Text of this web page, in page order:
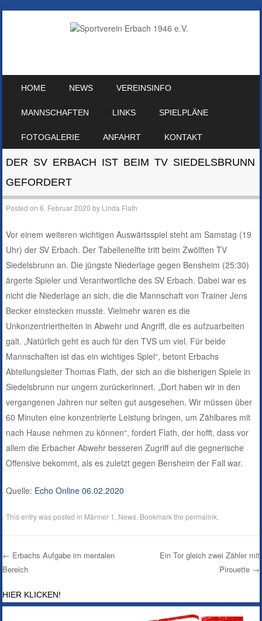
HOME NEWS VEREINSINFO
MANNSCHAFTEN LINKS SPIELPLÄNE
FOTOGALERIE ANFAHRT KONTAKT
DER SV ERBACH IST BEIM TV SIEDELSBRUNN
GEFORDERT
Posted on6. Februar 2020 by Linda Flath
Vor einem weiteren wichtigen Auswärtsspiel steht am Samstag (19
Uhr) der SV Erbach. Der Tabellenelfte tritt beim Zwölften TV
Siedelsbrunn an. Die jüngste Niederlage gegen Bensheim (25:30)
ärgerte Spieler und Verantwortliche des SV Erbach. Dabei war es
nicht die Niederlage an sich, die die Mannschaft von Trainer Jens
Becker einstecken musste. Vielmehr waren es die
Unkonzentriertheiten in Abwehr und Angriff, die es aufzuarbeiten
galt. „Natürlich geht es auch für den TVS um viel. Für beide
Mannschaften ist das ein wichtiges Spiel“, betont Erbachs
Abteilungsleiter Thomas Flath, der sich an die bisherigen Spiele in
Siedelsbrunn nur ungern zurückerinnert. „Dort haben wir in den
vergangenen Jahren nur selten gut ausgesehen. Wir müssen über
60 Minuten eine konzentrierte Leistung bringen, um Zählbares mit
nach Hause nehmen zu können“, fordert Flath, der hofft, dass vor
allem die Erbacher Abwehr besseren Zugriff auf die gegnerische
Offensive bekommt, als es zuletzt gegen Bensheim der Fall war.
Quelle: Echo Online 06.02.2020
This entry was posted in Männer 1 News . Bookmark thepermalink
Post navigation
← Erbachs Aufgabe im mentalen
Bereich
Ein Tor gleich zwei Zähler mit
Pirouette →
HIER KLICKEN!